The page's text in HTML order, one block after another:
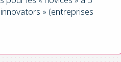
» (entreprises